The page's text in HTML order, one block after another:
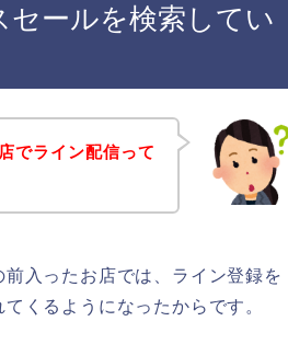
ールを検索してい
でライン配信って
入ったお店では、ライン登録を
くるようになったからです。